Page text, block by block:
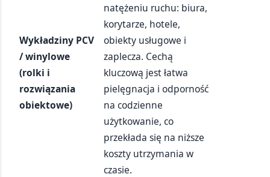
Wykładziny PCV
/ winylowe
(rolki i
rozwiązania
obiektowe)
natężeniu ruchu: biura,
korytarze, hotele,
obiekty usługowe i
zaplecza. Cechą
kluczową jest łatwa
pielęgnacja i odporność
na codzienne
użytkowanie, co
przekłada się na niższe
koszty utrzymania w
czasie.